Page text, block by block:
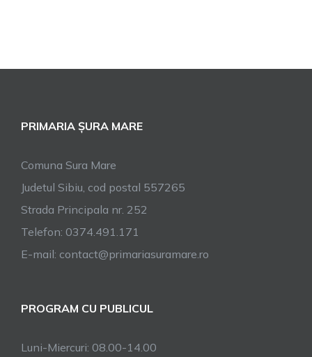
PRIMARIA ȘURA MARE
Comuna Sura Mare
Judetul Sibiu, cod postal 557265
Strada Principala nr. 252
Telefon: 0374.491.171
E-mail: contact@primariasuramare.ro
PROGRAM CU PUBLICUL
Luni-Miercuri: 08.00-14.00